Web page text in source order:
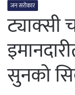
जन सरोकार
ट्याक्सी
सुनको